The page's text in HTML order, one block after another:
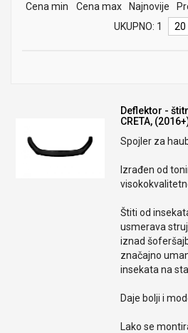
Cena min Cena max Najnovije
UKUPNO: 1
20
Deflektor -
CRETA,
Spojler za
Izrađen od
Štiti od
usmerava
iznad
značajno
insekata na
Daje bolji i
Lako se